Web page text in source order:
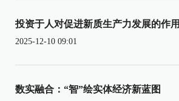
投资于人对促进新质生产力发展的作用
2025-12-10 09:01
数实融合：“智”绘实体经济新蓝图